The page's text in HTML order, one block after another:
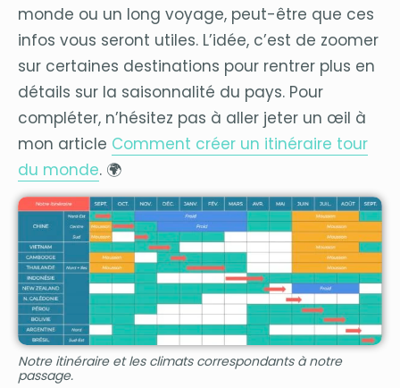
monde ou un long voyage, peut-être que ces
infos vous seront utiles. L’idée, c’est de zoomer
sur certaines destinations pour rentrer plus en
détails sur la saisonnalité du pays. Pour
compléter, n’hésitez pas à aller jeter un œil à
mon article Comment créer un itinéraire tour
du monde. 🌍
Notre itinéraire et les climats correspondants à notre
passage.